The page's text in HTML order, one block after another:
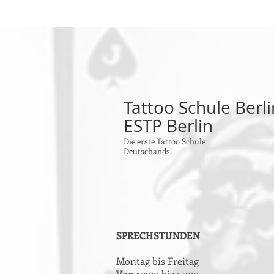
Tattoo Schule
ESTP Berlin
Die erste Tattoo Schule
Deutschands.
SPRECHSTUNDEN
Montag bis Freitag